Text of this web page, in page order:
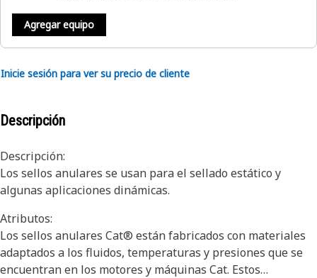
Agregar equipo
Inicie sesión para ver su precio de cliente
Descripción
Descripción:
Los sellos anulares se usan para el sellado estático y
algunas aplicaciones dinámicas.
Atributos:
Los sellos anulares Cat® están fabricados con materiales
adaptados a los fluidos, temperaturas y presiones que se
encuentran en los motores y máquinas Cat. Estos